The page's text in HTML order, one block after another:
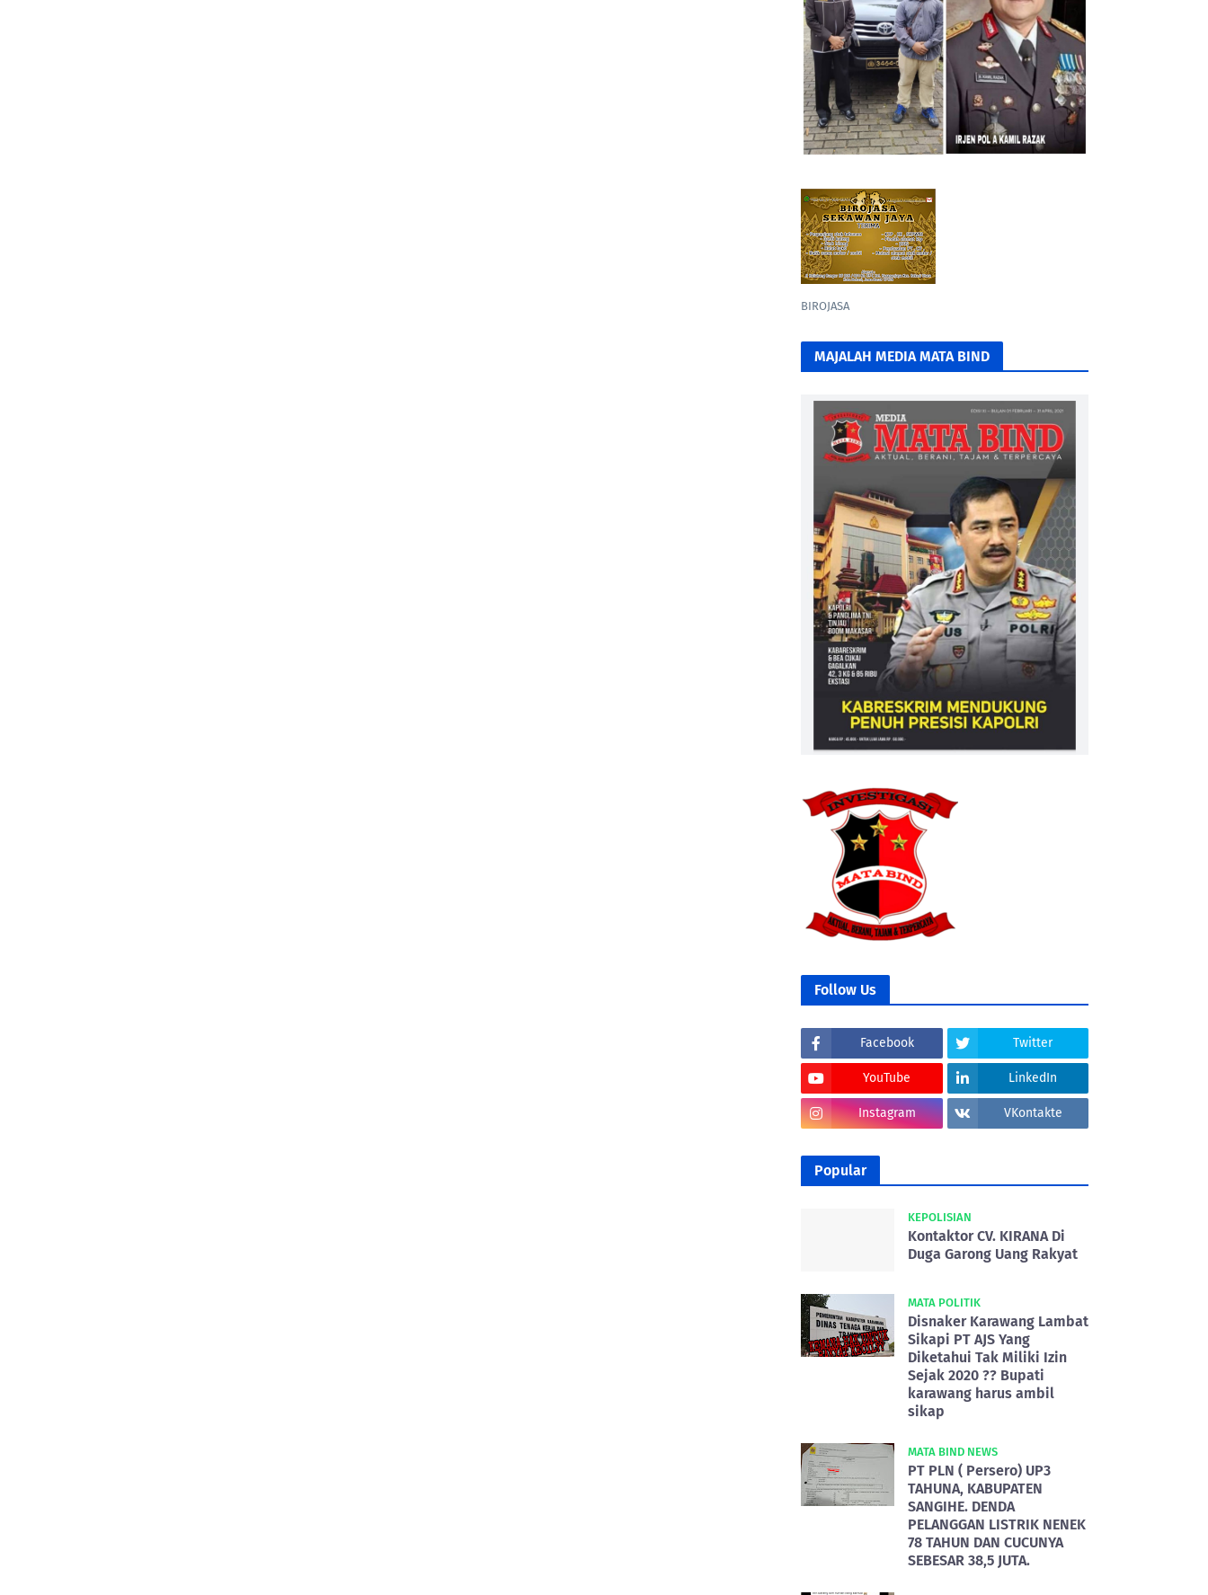
BIROJASA
MAJALAH MEDIA MATA BIND
Follow Us
Facebook Twitter
YouTube LinkedIn
Instagram VKontakte
Popular
KEPOLISIAN
Kontaktor CV. KIRANA Di
Duga Garong Uang Rakyat
MATA POLITIK
Disnaker Karawang Lambat
Sikapi PT AJS Yang
Diketahui Tak Miliki Izin
Sejak 2020 ?? Bupati
karawang harus ambil
sikap
MATA BIND NEWS
PT PLN ( Persero) UP3
TAHUNA, KABUPATEN
SANGIHE. DENDA
PELANGGAN LISTRIK NENEK
78 TAHUN DAN CUCUNYA
SEBESAR 38,5 JUTA.